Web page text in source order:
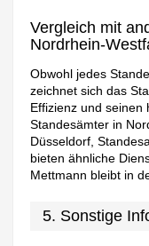
Vergleich mit
Nordrhein-
Obwohl jedes
zeichnet sich das
Effizienz und seinen
Standesämter in
Düsseldorf,
bieten ähnliche
Mettmann bleibt in
5. Sonstige